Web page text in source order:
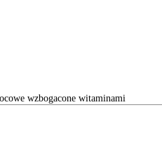
wzbogacone witaminami